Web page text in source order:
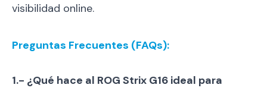
visibilidad online.
Preguntas Frecuentes (FAQs):
1.- ¿Qué hace al ROG Strix G16 ideal para